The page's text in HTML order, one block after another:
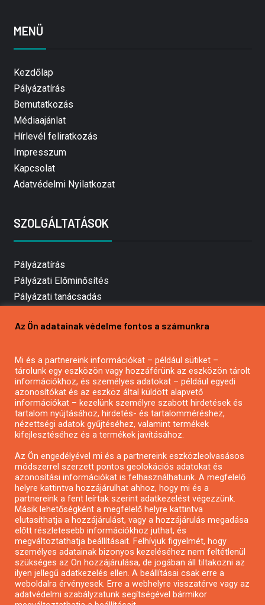
MENÜ
Kezdőlap
Pályázatírás
Bemutatkozás
Médiaajánlat
Hírlevél feliratkozás
Impresszum
Kapcsolat
Adatvédelmi Nyilatkozat
SZOLGÁLTATÁSOK
Pályázatírás
Pályázati Előminősítés
Pályázati tanácsadás
Mezőgazdasági pályázatírás
Pályázatírás civil szervezeteknek
Pályázatírás önkormányzatoknak
Pályázatfigyelés
Specifikus pályázatfigyelés vagy hírlevél
Pályázatok magánszemélyeknek
Pályázatok civil szervezeteknek
Pályázatok vállalkozásoknak
Önkormányzati pályázatok
Mezőgazdasági pályázatok
Falusi turizmus pályázatok
Napelem pályázatok
GINOP pályázatok
Az Ön adatainak védelme fontos a számunkra
Mi és a partnereink információkat – például sütiket –
tárolunk egy eszközön vagy hozzáférünk az eszközön tárolt
információkhoz, és személyes adatokat – például egyedi
azonosítókat és az eszköz által küldött alapvető
információkat – kezelünk személyre szabott hirdetések és
tartalom nyújtásához, hirdetés- és tartalomméréshez,
nézettségi adatok gyűjtéséhez, valamint termékek
kifejlesztéséhez és a termékek javításához.
Az Ön engedélyével mi és a partnereink eszközleolvasásos
módszerrel szerzett pontos geolokációs adatokat és
azonosítási információkat is felhasználhatunk. A megfelelő
helyre kattintva hozzájárulhat ahhoz, hogy mi és a
partnereink a fent leírtak szerint adatkezelést végezzünk.
Másik lehetőségként a megfelelő helyre kattintva
elutasíthatja a hozzájárulást, vagy a hozzájárulás megadása
előtt részletesebb információkhoz juthat, és
megváltoztathatja beállításait. Felhívjuk figyelmét, hogy
személyes adatainak bizonyos kezeléséhez nem feltétlenül
szükséges az Ön hozzájárulása, de jogában áll tiltakozni az
ilyen jellegű adatkezelés ellen. A beállításai csak erre a
weboldalra érvényesek. Erre a webhelyre visszatérve vagy az
adatvédelmi szabályzatunk segítségével bármikor